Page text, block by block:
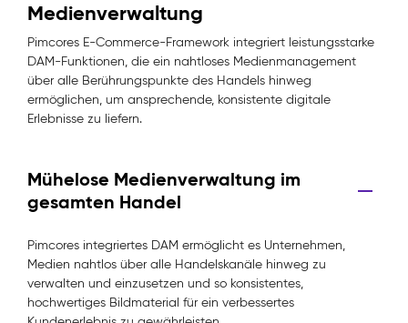
Medienverwaltung
Pimcores E-Commerce-Framework integriert leistungsstarke
DAM-Funktionen, die ein nahtloses Medienmanagement
über alle Berührungspunkte des Handels hinweg
ermöglichen, um ansprechende, konsistente digitale
Erlebnisse zu liefern.
Mühelose Medienverwaltung im
gesamten Handel
Pimcores integriertes DAM ermöglicht es Unternehmen,
Medien nahtlos über alle Handelskanäle hinweg zu
verwalten und einzusetzen und so konsistentes,
hochwertiges Bildmaterial für ein verbessertes